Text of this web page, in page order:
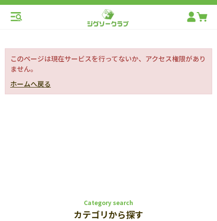
このページは現在サービスを行ってないか、アクセス権限があり
ません。
ホームへ戻る
Category search
カテゴリから探す